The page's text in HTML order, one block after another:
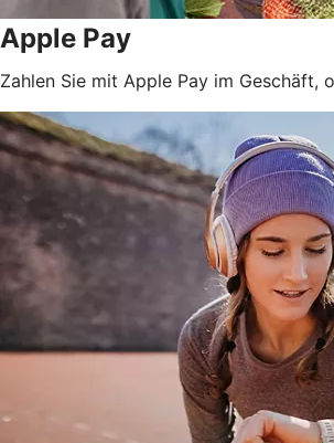
Apple Pay
Zahlen Sie mit Apple Pay im Geschäft,